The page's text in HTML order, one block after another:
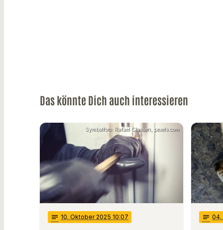
Das könnte Dich auch interessieren
Symbolfoto: Rafael Classen, pexels.com
notes 10. Oktober 2025 10:07 notes 04